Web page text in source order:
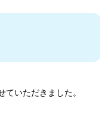
いただきました。